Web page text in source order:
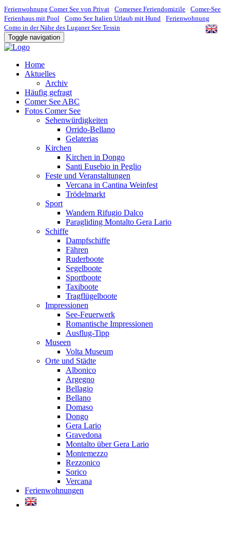
Ferienwohnung Comer See von Privat · Comersee Feriendomizile · Comer-See
Ferienhaus mit Pool · Como See Italien Urlaub mit Hund · Ferienwohnung
Como in der Nähe des Luganer See Tessin·
Toggle navigation
Home
Aktuelles
Archiv
Häufig gefragt
Comer See ABC
Fotos Comer See
Sehenwürdigkeiten
Orrido-Bellano
Gelaterias
Kirchen
Kirchen in Dongo
Santi Eusebio in Peglio
Feste und Veranstaltungen
Vercana in Cantina Weinfest
Trödelmarkt
Sport
Wandern Rifugio Dalco
Paragliding Montalto Gera Lario
Schiffe
Dampfschiffe
Fähren
Ruderboote
Segelboote
Sportboote
Taxiboote
Tragflügelboote
Impressionen
See-Feuerwerk
Romantische Impressionen
Ausflug-Tipp
Museen
Volta Museum
Orte und Städte
Albonico
Argegno
Bellagio
Bellano
Domaso
Dongo
Gera Lario
Gravedona
Montalto über Gera Lario
Montemezzo
Rezzonico
Sorico
Vercana
Ferienwohnungen